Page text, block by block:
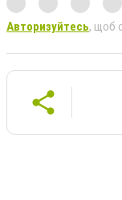
Авторизуйтесь, щоб